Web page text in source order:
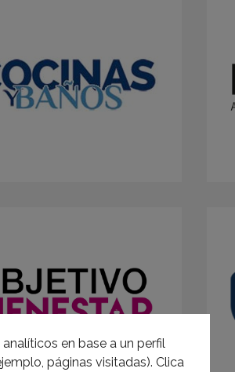
en base a un perfil
páginas visitadas). Clica